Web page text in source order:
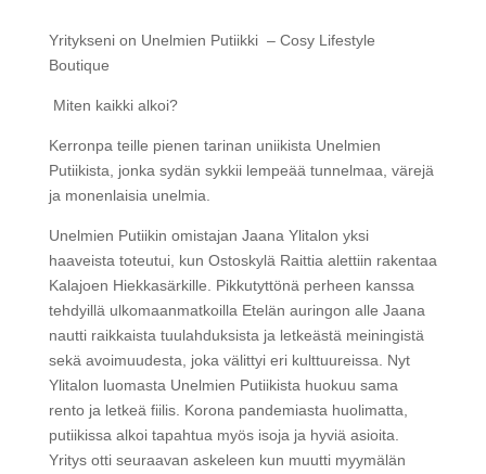
Yritykseni on Unelmien Putiikki – Cosy Lifestyle
Boutique
Miten kaikki alkoi?
Kerronpa teille pienen tarinan uniikista Unelmien
Putiikista, jonka sydän sykkii lempeää tunnelmaa, värejä
ja monenlaisia unelmia.
Unelmien Putiikin omistajan Jaana Ylitalon yksi
haaveista toteutui, kun Ostoskylä Raittia alettiin rakentaa
Kalajoen Hiekkasärkille. Pikkutyttönä perheen kanssa
tehdyillä ulkomaanmatkoilla Etelän auringon alle Jaana
nautti raikkaista tuulahduksista ja letkeästä meiningistä
sekä avoimuudesta, joka välittyi eri kulttuureissa. Nyt
Ylitalon luomasta Unelmien Putiikista huokuu sama
rento ja letkeä fiilis. Korona pandemiasta huolimatta,
putiikissa alkoi tapahtua myös isoja ja hyviä asioita.
Yritys otti seuraavan askeleen kun muutti myymälän